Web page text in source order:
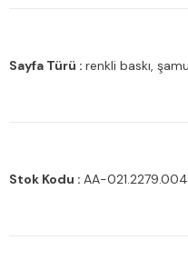
Sayfa Türü :
Stok Kodu : AA-021.2279.004